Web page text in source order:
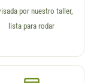
por nuestro taller,
lista para rodar